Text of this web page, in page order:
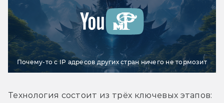
Почему-то с IP адресов других стран ничего не тормозит
Технология состоит из трёх ключевых этапов: